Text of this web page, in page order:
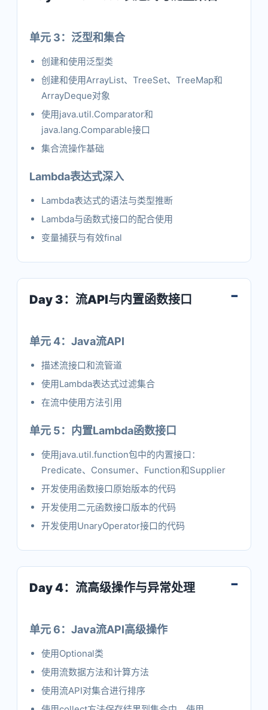
单元 3：泛型和集合
创建和使用泛型类
创建和使用ArrayList、TreeSet、TreeMap和
ArrayDeque对象
使用java.util.Comparator和
java.lang.Comparable接口
集合流操作基础
Lambda表达式深入
Lambda表达式的语法与类型推断
Lambda与函数式接口的配合使用
变量捕获与有效final
Day 3：流API与内置函数接口
单元 4：Java流API
描述流接口和流管道
使用Lambda表达式过滤集合
在流中使用方法引用
单元 5：内置Lambda函数接口
使用java.util.function包中的内置接口：
Predicate、Consumer、Function和Supplier
开发使用函数接口原始版本的代码
开发使用二元函数接口版本的代码
开发使用UnaryOperator接口的代码
Day 4：流高级操作与异常处理
单元 6：Java流API高级操作
使用Optional类
使用流数据方法和计算方法
使用流API对集合进行排序